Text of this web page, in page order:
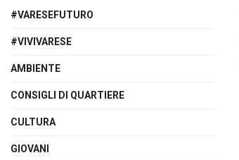
#VARESEFUTURO
#VIVIVARESE
AMBIENTE
CONSIGLI DI QUARTIERE
CULTURA
GIOVANI